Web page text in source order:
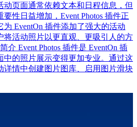
动页面通常依赖文本和日程信息，但
性日益增加，Event Photos 插件正
EventOn 插件添加了强大的活动
将活动照片以更直观、更吸引人的方
介 Event Photos 插件是 EventOn 插
中的照片展示变得更加专业。通过这
详情中创建图片图库、启用图片滑块